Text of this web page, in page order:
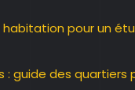
habitation pour un
: guide des quartiers